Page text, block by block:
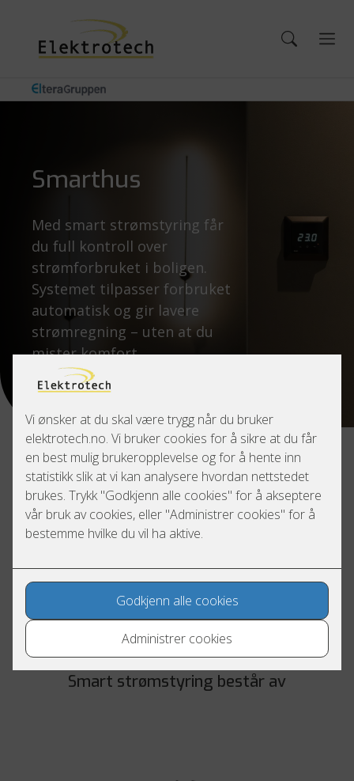
Smarthus
Med smart strømstyring får
du full kontroll over
strømforbruket i boligen.
Systemet tilpasser forbruket
automatisk og gir lavere
strømregning – uten at du
mister komfort.
Smarthus – smart strømstyring
Smart strømstyring handler om automatisk og intelligent
styring av strømforbruket i boligen. Med riktige løsninger
kan du redusere strømregningen, unngå høye
hverdagen.
Ved hjelp av smarte systemer styres de største
strømlastene i boligen til tider på døgnet hvor strømmen
er billigere – helt automatisk.
Smart strømstyring består av